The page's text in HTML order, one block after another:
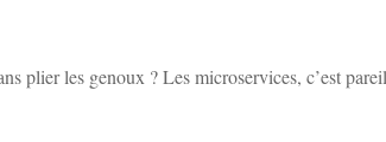
plier les genoux ? Les microservices, c’est